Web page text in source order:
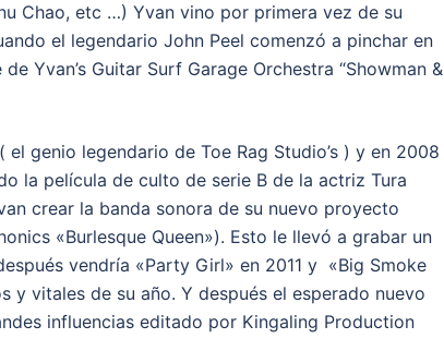
Chao, etc …) Yvan vino por primera vez de su
el legendario John Peel comenzó a pinchar en
Yvan’s Guitar Surf Garage Orchestra “Showman &
genio legendario de Toe Rag Studio’s ) y en 2008
la película de culto de serie B de la actriz Tura
crear la banda sonora de su nuevo proyecto
«Burlesque Queen»). Esto le llevó a grabar un
vendría «Party Girl» en 2011 y «Big Smoke
y vitales de su año. Y después el esperado nuevo
influencias editado por Kingaling Production